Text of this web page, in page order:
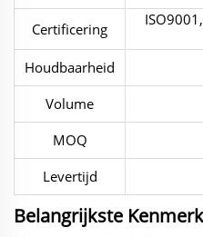
Certificering
Houdbaarheid
Volume
MOQ
Levertijd
Belangrijkste